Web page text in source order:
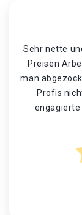
Sehr nette
Preisen
man
Profis
engagierte